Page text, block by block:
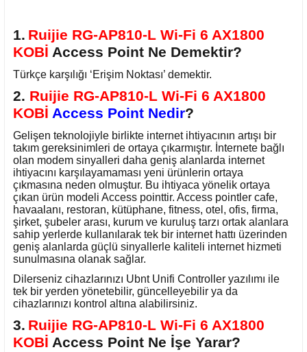
1. Ruijie RG-AP810-L Wi-Fi 6 AX1800
KOBİ Access Point Ne Demektir?
Türkçe karşılığı ‘Erişim Noktası’ demektir.
2. Ruijie RG-AP810-L Wi-Fi 6 AX1800
KOBİ Access Point Nedir?
Gelişen teknolojiyle birlikte internet ihtiyacının artışı bir
takım gereksinimleri de ortaya çıkarmıştır. İnternete bağlı
olan modem sinyalleri daha geniş alanlarda internet
ihtiyacını karşılayamaması yeni ürünlerin ortaya
çıkmasına neden olmuştur. Bu ihtiyaca yönelik ortaya
çıkan ürün modeli Access pointtir. Access pointler cafe,
havaalanı, restoran, kütüphane, fitness, otel, ofis, firma,
şirket, şubeler arası, kurum ve kuruluş tarzı ortak alanlara
sahip yerlerde kullanılarak tek bir internet hattı üzerinden
geniş alanlarda güçlü sinyallerle kaliteli internet hizmeti
sunulmasına olanak sağlar.
Dilerseniz cihazlarınızı Ubnt Unifi Controller yazılımı ile
tek bir yerden yönetebilir, güncelleyebilir ya da
cihazlarınızı kontrol altına alabilirsiniz.
3. Ruijie RG-AP810-L Wi-Fi 6 AX1800
KOBİ Access Point Ne İşe Yarar?